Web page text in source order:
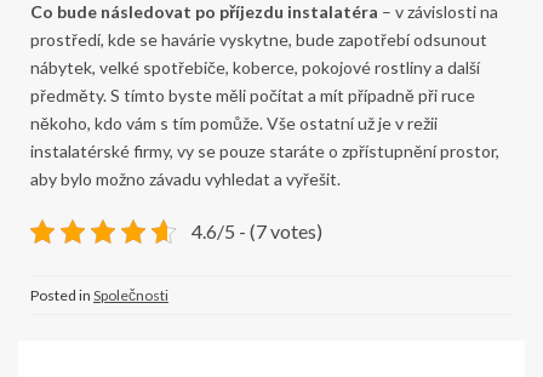
Co bude následovat po příjezdu instalatéra – v závislosti na
prostředí, kde se havárie vyskytne, bude zapotřebí odsunout
nábytek, velké spotřebiče, koberce, pokojové rostliny a další
předměty. S tímto byste měli počítat a mít případně při ruce
někoho, kdo vám s tím pomůže. Vše ostatní už je v režii
instalatérské firmy, vy se pouze staráte o zpřístupnění prostor,
aby bylo možno závadu vyhledat a vyřešit.
4.6/5 - (7 votes)
Posted in Společnosti